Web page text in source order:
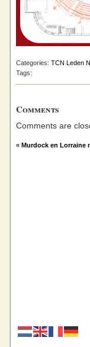
Categories: TCN Leden
Tags:
Comments
Comments are
« Murdock en Lorraine